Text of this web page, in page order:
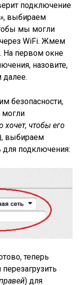
подключение
, выбираем
мы могли
через WiFi. Жмем
На первом окне
назовите,
далее.
безопасности,
могли
хочет, чтобы его
выбираем
подключения:
теперь
) для